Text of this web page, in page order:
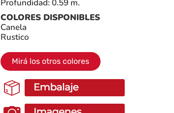
Profundidad: 0.59 m.
COLORES DISPONIBLES
Canela
Rustico
Mirá los otros colores